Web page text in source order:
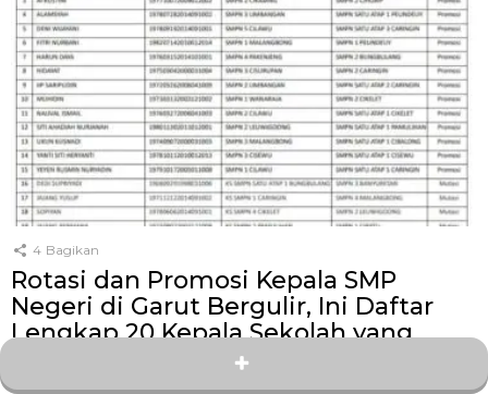
4 Bagikan
Rotasi dan Promosi Kepala SMP
Negeri di Garut Bergulir, Ini Daftar
Lengkap 20 Kepala Sekolah yang